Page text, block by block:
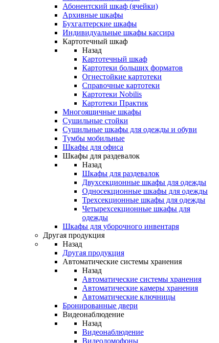
Абонентский шкаф (ячейки)
Архивные шкафы
Бухгалтерские шкафы
Индивидуальные шкафы кассира
Картотечный шкаф
Назад
Картотечный шкаф
Картотеки больших форматов
Огнестойкие картотеки
Справочные картотеки
Картотеки Nobilis
Картотеки Практик
Многоящичные шкафы
Сушильные стойки
Сушильные шкафы для одежды и обуви
Тумбы мобильные
Шкафы для офиса
Шкафы для раздевалок
Назад
Шкафы для раздевалок
Двухсекционные шкафы для одежды
Односекционные шкафы для одежды
Трехсекционные шкафы для одежды
Четырехсекционные шкафы для
одежды
Шкафы для уборочного инвентаря
Другая продукция
Назад
Другая продукция
Автоматические системы хранения
Назад
Автоматические системы хранения
Автоматические камеры хранения
Автоматические ключницы
Бронированные двери
Видеонаблюдение
Назад
Видеонаблюдение
Видеодомофоны